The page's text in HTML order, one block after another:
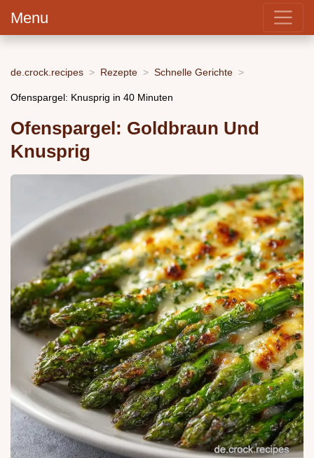
Menu
de.crock.recipes Rezepte Schnelle Gerichte
Ofenspargel: Knusprig in 40 Minuten
Ofenspargel: Goldbraun Und
Knusprig